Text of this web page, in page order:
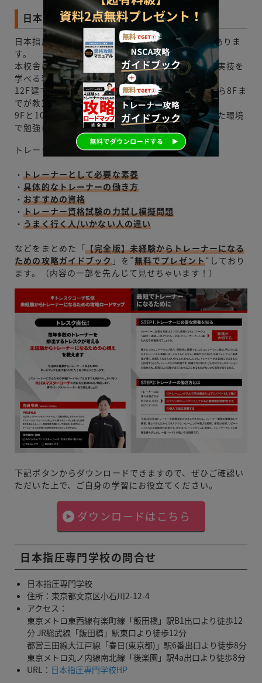
日本指圧専門学校の施設・設備
日本指圧専門学校の校舎は新校舎と本校舎の2棟がありま
す。
本校舎は新校舎の建設時にリニューアルされ、指圧実技を
学べる環境が整っています。
12F建ての新校舎では座学を中心に学ぶため、2Fから8Fま
でが教室になっており6Fにラウンジがあります。
9Fと10Fは自習室と図書室があり、各々が落ち着いた環境
で勉強に励むことができます。
トレーナーエージェンシーでは、
・トレーナーとして必要な素養
・具体的なトレーナーの働き方
・おすすめの資格
・トレーナー資格試験の力試し模擬問題
・うまく行く人/いかない人の違い
などをまとめた「【完全版】未経験からトレーナーになる
ための攻略ガイドブック」を”無料でプレゼント“しており
ます。（内容の一部を先んじて見せちゃいます！）
下記ボタンからダウンロードできますので、ぜひご確認い
ただいた上で、ご自身の学習にお役立てください。
ダウンロードはこちら
日本指圧専門学校の問合せ
日本指圧専門学校
住所：東京都文京区小石川2-12-4
アクセス：
東京メトロ東西線有楽町線「飯田橋」駅B1出口より徒歩12
分 JR総武線「飯田橋」駅東口より徒歩12分
都営三田線大江戸線「春日(東京都)」駅6番出口より徒歩8分
東京メトロ丸ノ内線南北線「後楽園」駅4a出口より徒歩8分
URL： 日本指圧専門学校HP